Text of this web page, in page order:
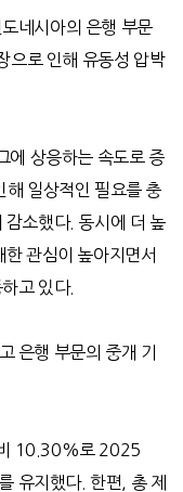
네시아의 은행 부문
으로 인해 유동성 압박
에 상응하는 속도로 증
해 일상적인 필요를 충
감소했다. 동시에 더 높
관심이 높아지면서
고 있다.
은행 부문의 중개 기
10.30%로 2025
유지했다.한편 총 제